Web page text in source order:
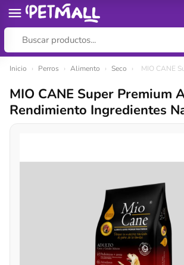
contenido
Inicio › Perros › Alimento › Seco › MIO CANE Super
MIO CANE Super Premium
Rendimiento Ingredientes